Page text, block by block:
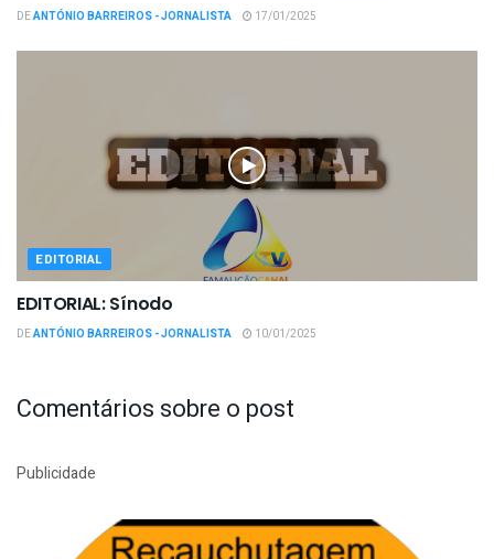
DEANTÓNIO BARREIROS - JORNALISTA 17/01/2025
EDITORIAL
EDITORIAL: Sínodo
DEANTÓNIO BARREIROS - JORNALISTA 10/01/2025
Comentários sobre o post
Publicidade